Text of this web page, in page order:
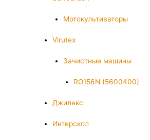
Мотокультиваторы
Virutex
Зачистные машины
RO156N (5600400)
Джилекс
Интерскол